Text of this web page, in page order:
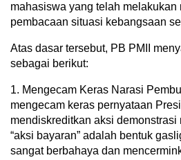
mahasiswa yang telah melakukan
pembacaan situasi kebangsaan
Atas dasar tersebut, PB PMII
sebagai berikut:
1. Mengecam Keras Narasi
mengecam keras pernyataan
mendiskreditkan aksi demonstrasi
“aksi bayaran” adalah bentuk
sangat berbahaya dan